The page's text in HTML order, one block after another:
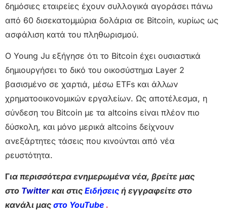
δημόσιες εταιρείες έχουν συλλογικά αγοράσει πάνω
από 60 δισεκατομμύρια δολάρια σε Bitcoin, κυρίως ως
ασφάλιση κατά του πληθωρισμού.
Ο Young Ju εξήγησε ότι το Bitcoin έχει ουσιαστικά
δημιουργήσει το δικό του οικοσύστημα Layer 2
βασισμένο σε χαρτιά, μέσω ETFs και άλλων
χρηματοοικονομικών εργαλείων. Ως αποτέλεσμα, η
σύνδεση του Bitcoin με τα altcoins είναι πλέον πιο
δύσκολη, και μόνο μερικά altcoins δείχνουν
ανεξάρτητες τάσεις που κινούνται από νέα
ρευστότητα.
Για περισσότερα ενημερωμένα νέα, βρείτε μας
στο Twitter και στις Ειδήσεις ή εγγραφείτε στο
κανάλι μας στο YouTube .